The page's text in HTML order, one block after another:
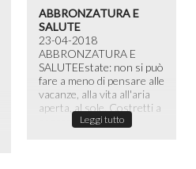
ABBRONZATURA E
SALUTE
23-04-2018
ABBRONZATURA E
SALUTE​ Estate: non si può
fare a meno di pensare alle
vacanze, alla vita all'aria
aperta, al sole. Costretti a
passare la maggior ...
Leggi tutto